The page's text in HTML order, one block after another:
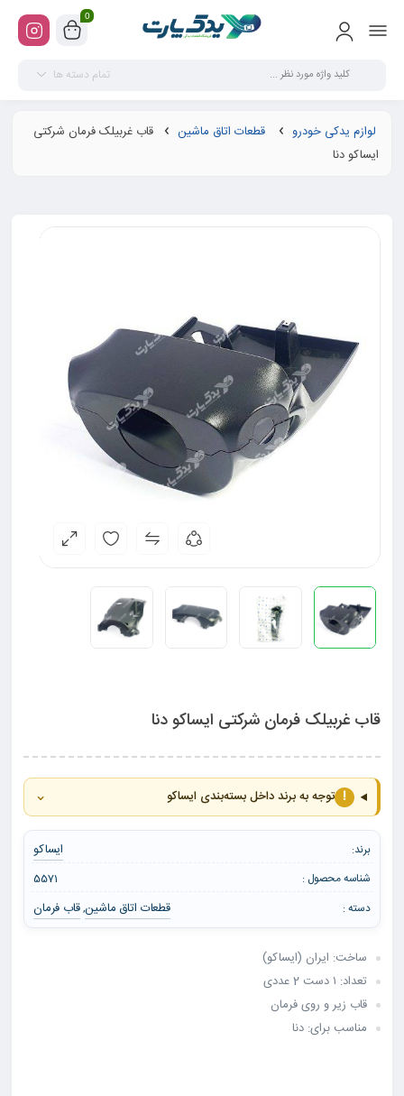
0
تمام دسته ها
لوازم یدکی خودرو قطعات اتاق ماشین
قاب غربیلک فرمان شرکتی
ایساکو دنا
قاب غربیلک فرمان شرکتی ایساکو دنا
! توجه به برند داخل بسته‌بندی ایساکو ⌄
برند: ایساکو
شناسه محصول :
5571
دسته :
قطعات اتاق ماشین,قاب فرمان
ساخت: ایران (ایساکو)
تعداد: ۱ دست 2 عددی
قاب زیر و روی فرمان
مناسب برای: دنا